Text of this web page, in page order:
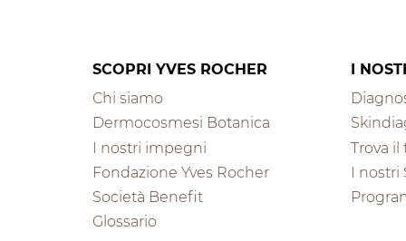
SCOPRI YVES ROCHER
Chi siamo
Dermocosmesi Botanica
I nostri impegni
Fondazione Yves Rocher
Società Benefit
Glossario
I
Trova il
I nostri